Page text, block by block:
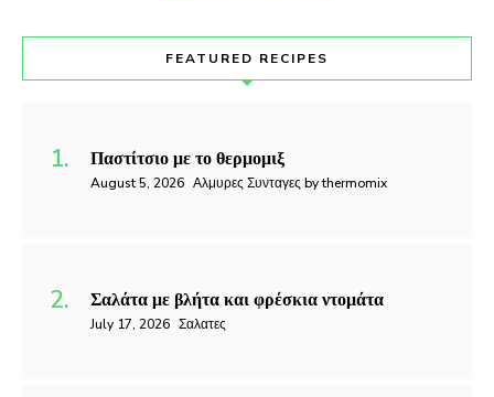
FEATURED RECIPES
Παστίτσιο με το θερμομιξ
August 5, 2026 Αλμυρες Συνταγες by thermomix
Σαλάτα με βλήτα και φρέσκια ντομάτα
July 17, 2026 Σαλατες